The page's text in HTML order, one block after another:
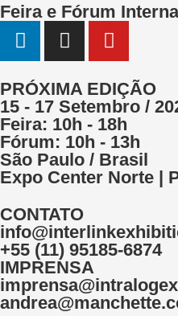
Feira e Fórum
PRÓXIMA EDIÇÃO
15 - 17 Setembro /
Feira: 10h - 18h
Fórum: 10h - 13h
São Paulo / Brasil
Expo Center Norte |
CONTATO
+55 (11) 95185-6874
IMPRENSA